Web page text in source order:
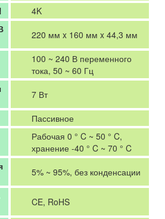
4K
220 мм x 160 мм x 44,3 мм
100 ~ 240 В переменного
тока, 50 ~ 60 Гц
7 Вт
Пассивное
Рабочая 0 ° C ~ 50 ° C,
хранение -40 ° C ~ 70 ° C
5% ~ 95%, без конденсации
CE, RoHS